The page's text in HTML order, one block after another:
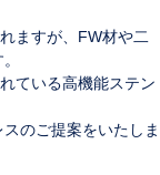
ますが、FW材や二
ている高機能ステン
のご提案をいたしま